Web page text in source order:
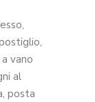
vano
al
posta